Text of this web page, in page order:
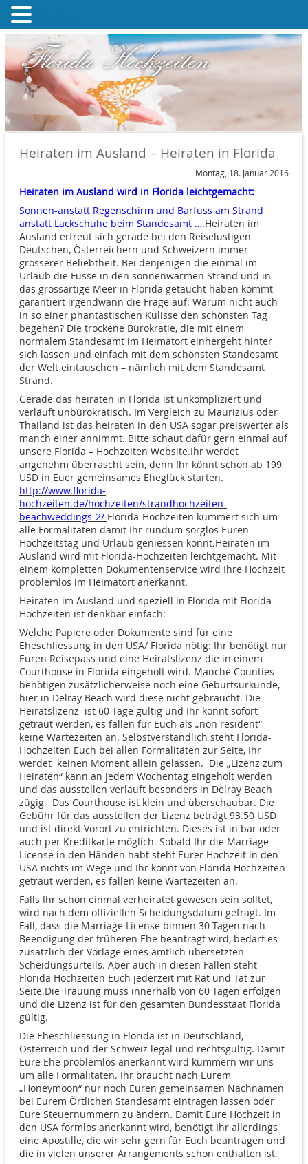
Florida Hochzeiten
Heiraten im Ausland – Heiraten in Florida
Montag, 18. Januar 2016
Heiraten im Ausland wird in Florida leichtgemacht:
Sonnen-anstatt Regenschirm und Barfuss am Strand
anstatt Lackschuhe beim Standesamt ….Heiraten im
Ausland erfreut sich gerade bei den Reiselustigen
Deutschen, Österreichern und Schweizern immer
grösserer Beliebtheit. Bei denjenigen die einmal im
Urlaub die Füsse in den sonnenwarmen Strand und in
das grossartige Meer in Florida getaucht haben kommt
garantiert irgendwann die Frage auf: Warum nicht auch
in so einer phantastischen Kulisse den schönsten Tag
begehen? Die trockene Bürokratie, die mit einem
normalem Standesamt im Heimatort einhergeht hinter
sich lassen und einfach mit dem schönsten Standesamt
der Welt eintauschen – nämlich mit dem Standesamt
Strand.
Gerade das heiraten in Florida ist unkompliziert und
verläuft unbürokratisch. Im Vergleich zu Maurizius oder
Thailand ist das heiraten in den USA sogar preiswerter als
manch einer annimmt. Bitte schaut dafür gern einmal auf
unsere Florida – Hochzeiten Website.Ihr werdet
angenehm überrascht sein, denn Ihr könnt schon ab 199
USD in Euer gemeinsames Eheglück starten.
http://www.florida-
hochzeiten.de/hochzeiten/strandhochzeiten-
beachweddings-2/ Florida-Hochzeiten kümmert sich um
alle Formalitäten damit Ihr rundum sorglos Euren
Hochzeitstag und Urlaub geniessen könnt.Heiraten im
Ausland wird mit Florida-Hochzeiten leichtgemacht. Mit
einem kompletten Dokumentenservice wird Ihre Hochzeit
problemlos im Heimatort anerkannt.
Heiraten im Ausland und speziell in Florida mit Florida-
Hochzeiten ist denkbar einfach:
Welche Papiere oder Dokumente sind für eine
Eheschliessung in den USA/ Florida nötig: Ihr benötigt nur
Euren Reisepass und eine Heiratslizenz die in einem
Courthouse in Florida eingeholt wird. Manche Counties
benötigen zusätzlicherweise noch eine Geburtsurkunde,
hier in Delray Beach wird diese nicht gebraucht. Die
Heiratslizenz ist 60 Tage gültig und Ihr könnt sofort
getraut werden, es fallen für Euch als „non resident“
keine Wartezeiten an. Selbstverständlich steht Florida-
Hochzeiten Euch bei allen Formalitäten zur Seite, Ihr
werdet keinen Moment allein gelassen. Die „Lizenz zum
Heiraten“ kann an jedem Wochentag eingeholt werden
und das ausstellen verläuft besonders in Delray Beach
zügig. Das Courthouse ist klein und überschaubar. Die
Gebühr für das ausstellen der Lizenz beträgt 93.50 USD
und ist direkt Vorort zu entrichten. Dieses ist in bar oder
auch per Kreditkarte möglich. Sobald Ihr die Marriage
License in den Händen habt steht Eurer Hochzeit in den
USA nichts im Wege und Ihr könnt von Florida Hochzeiten
getraut werden, es fallen keine Wartezeiten an.
Falls Ihr schon einmal verheiratet gewesen sein solltet,
wird nach dem offiziellen Scheidungsdatum gefragt. Im
Fall, dass die Marriage License binnen 30 Tagen nach
Beendigung der früheren Ehe beantragt wird, bedarf es
zusätzlich der Vorlage eines amtlich übersetzten
Scheidungsurteils. Aber auch in diesen Fällen steht
Florida Hochzeiten Euch jederzeit mit Rat und Tat zur
Seite.Die Trauung muss innerhalb von 60 Tagen erfolgen
und die Lizenz ist für den gesamten Bundesstaat Florida
gültig.
Die Eheschliessung in Florida ist in Deutschland,
Österreich und der Schweiz legal und rechtsgültig. Damit
Eure Ehe problemlos anerkannt wird kümmern wir uns
um alle Formalitäten. Ihr braucht nach Eurem
„Honeymoon“ nur noch Euren gemeinsamen Nachnamen
bei Eurem Örtlichen Standesamt eintragen lassen oder
Eure Steuernummern zu ändern. Damit Eure Hochzeit in
den USA formlos anerkannt wird, benötigt Ihr allerdings
eine Apostille, die wir sehr gern für Euch beantragen und
die in vielen unserer Arrangements schon enthalten ist.